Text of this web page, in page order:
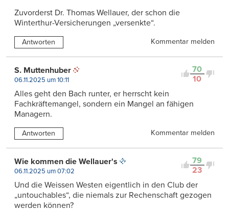
Zuvorderst Dr. Thomas Wellauer, der schon die
Winterthur-Versicherungen „versenkte“.
Antworten Kommentar melden
70
10
S. Muttenhuber
06.11.2025 um 10:11
Alles geht den Bach runter, er herrscht kein
Fachkräftemangel, sondern ein Mangel an fähigen
Managern.
Antworten Kommentar melden
79
23
Wie kommen die Wellauer's
06.11.2025 um 07:02
Und die Weissen Westen eigentlich in den Club der
„untouchables“, die niemals zur Rechenschaft gezogen
werden können?